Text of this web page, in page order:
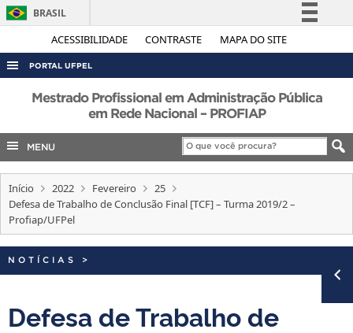
ACESSIBILIDADE CONTRASTE MAPA DO SITE
BRASIL
Simplifique!
Acesso à informação
Legislação
Canais
PORTAL UFPEL
ACESSO À INFORMAÇÃO
COBALTO
CONCURSOS
EDITAIS
INTERNACIONAL
Mestrado Profissional em Administração Pública
em Rede Nacional – PROFIAP
MENU
Início 2022 Fevereiro
25
Defesa de Trabalho de Conclusão Final [TCF] – Turma 2019/2 –
Profiap/UFPel
NOTÍCIAS >
Defesa de Trabalho de